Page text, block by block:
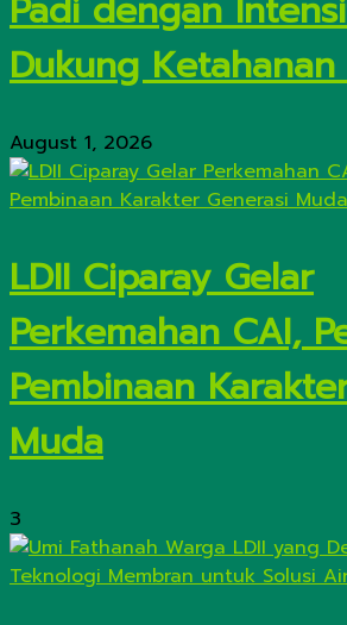
Padi dengan
Dukung Ketahanan
August 1, 2026
LDII Ciparay Gelar
Perkemahan CAI,
Pembinaan
Muda
3